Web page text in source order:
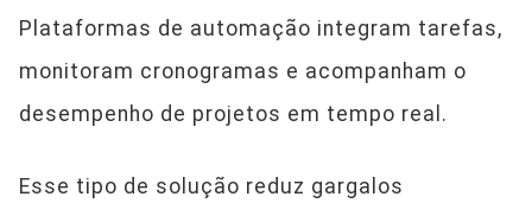
Plataformas de automação integram tarefas,
monitoram cronogramas e acompanham o
desempenho de projetos em tempo real.
Esse tipo de solução reduz gargalos